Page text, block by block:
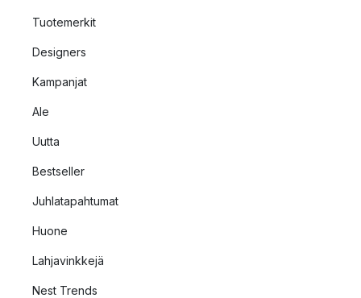
Tuotemerkit
Designers
Kampanjat
Ale
Uutta
Bestseller
Juhlatapahtumat
Huone
Lahjavinkkejä
Nest Trends